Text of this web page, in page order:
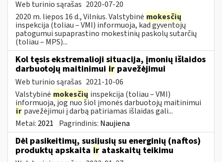
Web turinio sąrašas 2020-07-20
2020 m. liepos 16 d., Vilnius. Valstybinė mokesčių
inspekcija (toliau – VMI) informuoja, kad gyventojų
patogumui supaprastino mokestinių paskolų sutarčių
(toliau – MPS)...
Kol tęsis ekstremalioji situacija, įmonių išlaidos
darbuotojų maitinimui ir pavežėjimui
Web turinio sąrašas 2021-10-06
Valstybinė mokesčių inspekcija (toliau – VMI)
informuoja, jog nuo šiol įmonės darbuotojų maitinimui
ir pavežėjimui į darbą patiriamas išlaidas gali...
Metai: 2021 Pagrindinis: Naujiena
Dėl pasikeitimų, susijusių su energinių (naftos)
produktų apskaita ir ataskaitų teikimu